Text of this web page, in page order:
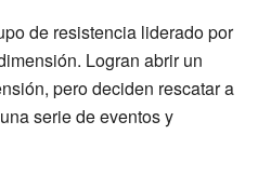
de resistencia liderado por
Logran abrir un
pero deciden rescatar a
serie de eventos y